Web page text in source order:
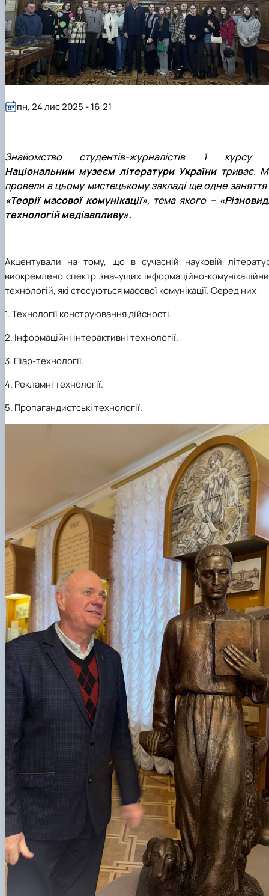
Знайомство студентів-журналістів 1 курсу
Національним музеєм літератури Українитриває.
провели в цьому мистецькому закладі ще одне заняття
«Теорії масової комунікації», тема якого –
технологій медіавпливу».
Акцентували на тому, що в сучасній науковій
виокремлено спектр значущих інформаційно-
технологій, які стосуються масової комунікації. Серед них:
1. Технології конструювання дійсності.
2. Інформаційні інтерактивні технології.
3. Піар-технології.
4. Рекламні технології.
5. Пропагандистські технології.
пн, 24 лис 2025 - 16:21